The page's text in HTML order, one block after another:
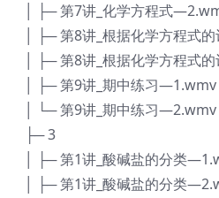
│ ├─ 第7讲_化学方程式
│ ├─ 第8讲_根据化学方程式
│ ├─ 第8讲_根据化学方程式
│ ├─ 第9讲_期中练习—1.wmv
│ └─ 第9讲_期中练习—2.wmv
├─ 3
│ ├─ 第1讲_酸碱盐的分类
│ ├─ 第1讲_酸碱盐的分类